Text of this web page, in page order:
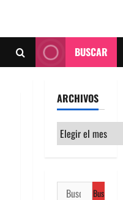
BUSCAR
ARCHIVOS
Archivos
Buscar: